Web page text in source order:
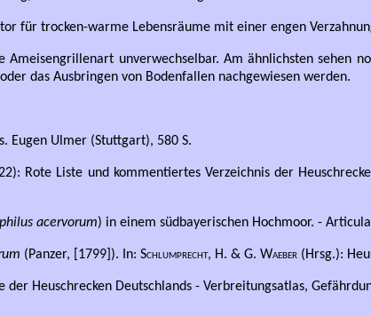
für trocken-warme Lebensräume mit einer engen
Ameisengrillenart unverwechselbar. Am ähnlichsten sehen
das Ausbringen von Bodenfallen nachgewiesen werden.
Eugen Ulmer (Stuttgart), 580 S.
Rote Liste und kommentiertes Verzeichnis der
acervorum) in einem südbayerischen Hochmoor. -
(Panzer, [1799]). In: Schlumprecht, H. & G. Waeber (Hrsg.):
der Heuschrecken Deutschlands - Verbreitungsatlas,